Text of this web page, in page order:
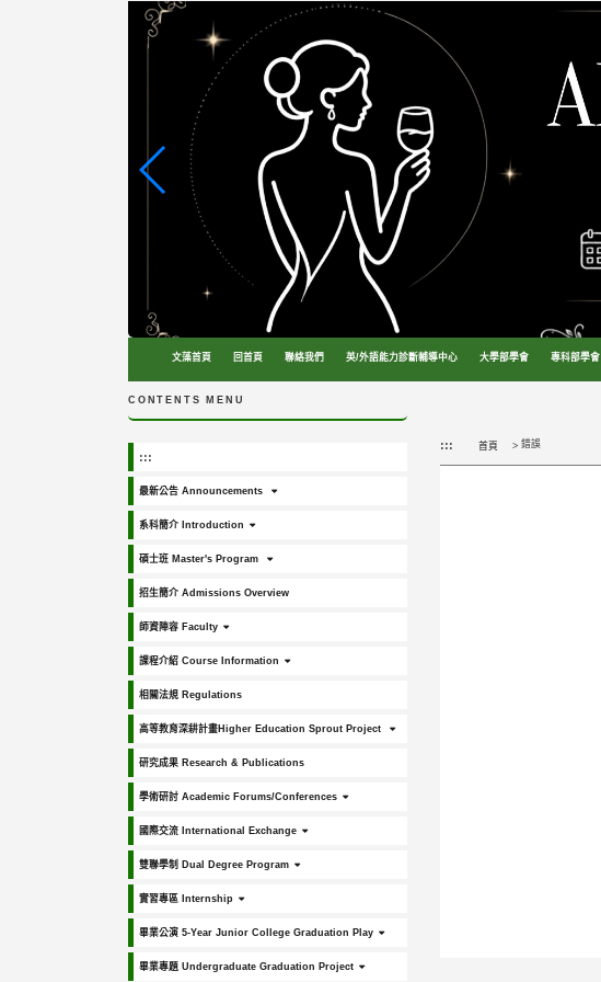
文藻首頁 回首頁 聯絡我們 英/外語能力診斷輔導中心 大學部學會 專科部學會
CONTENTS MENU
:::
最新公告 Announcements
系科簡介 Introduction
碩士班 Master's Program
招生簡介 Admissions Overview
師資陣容 Faculty
課程介紹 Course Information
相關法規 Regulations
高等教育深耕計畫Higher Education Sprout Project
研究成果 Research & Publications
學術研討 Academic Forums/Conferences
國際交流 International Exchange
雙聯學制 Dual Degree Program
實習專區 Internship
畢業公演 5-Year Junior College Graduation Play
畢業專題 Undergraduate Graduation Project
::: 首頁 錯誤